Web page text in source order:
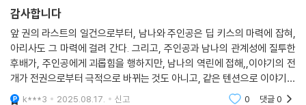
감사합니다
앞 권의 라스트의 일건으로부터, 남나와 주인공은 딥 키스의 마력에 잡혀,
아리사도 그 마력에 걸려 간다. 그리고, 주인공과 남나의 관계성에 질투한
후배가, 주인공에게 괴롭힘을 행하지만, 남나의 역린에 접해,,이야기의 전
개가 전권으로부터 극적으로 바뀌는 것도 아니고, 같은 텐션으로 이야기가
진행된다. 이 이야기는 무엇이 목표일까?
k***3 2025.08.17. 신고 0 댓글0